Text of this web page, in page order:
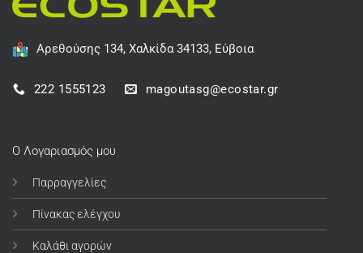
Αρεθούσης 134, Χαλκίδα 34133, Εύβοια
222 1555123 magoutasg@ecostar.gr
Ο Λογαριασμός μου
Παρραγγελίες
Πίνακας ελέγχου
Καλάθι αγορών